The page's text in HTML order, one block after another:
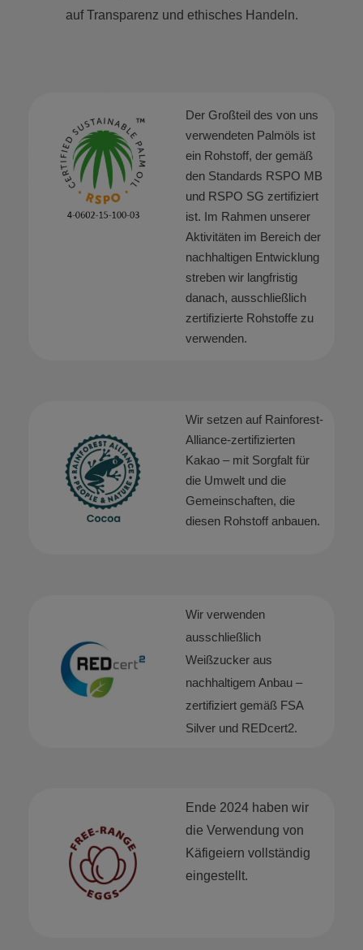
auf Transparenz und ethisches Handeln.
Der Großteil des von uns
verwendeten Palmöls ist
ein Rohstoff, der gemäß
den Standards RSPO MB
und RSPO SG zertifiziert
ist. Im Rahmen unserer
Aktivitäten im Bereich der
nachhaltigen Entwicklung
streben wir langfristig
danach, ausschließlich
zertifizierte Rohstoffe zu
verwenden.
Wir setzen auf Rainforest-
Alliance-zertifizierten
Kakao – mit Sorgfalt für
die Umwelt und die
Gemeinschaften, die
diesen Rohstoff anbauen.
Wir verwenden
ausschließlich
Weißzucker aus
nachhaltigem Anbau –
zertifiziert gemäß FSA
Silver und REDcert2.
Ende 2024 haben wir
die Verwendung von
Käfigeiern vollständig
eingestellt.